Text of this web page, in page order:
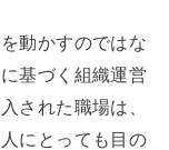
動かすのではな
基づく組織運営
された職場は、
にとっても目の